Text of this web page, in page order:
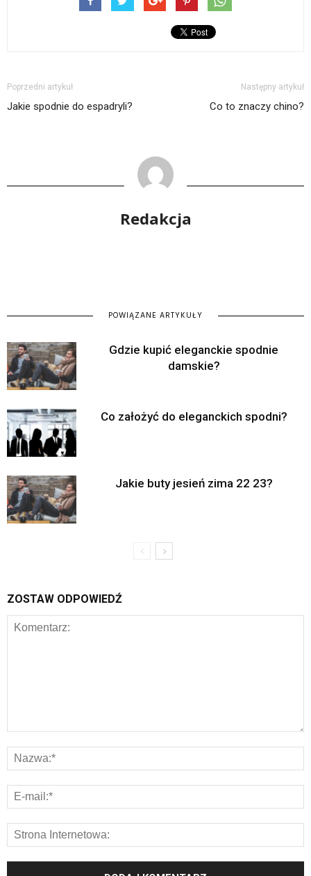
Poprzedni artykuł
Jakie spodnie do espadryli?
Następny artykuł
Co to znaczy chino?
Redakcja
POWIĄZANE ARTYKUŁY
Gdzie kupić eleganckie spodnie
damskie?
Co założyć do eleganckich spodni?
Jakie buty jesień zima 22 23?
ZOSTAW ODPOWIEDŹ